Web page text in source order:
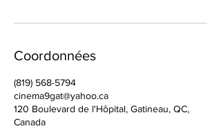
Coordonnées
(819) 568-5794
cinema9gat@yahoo.ca
120 Boulevard de l'Hôpital, Gatineau, QC,
Canada